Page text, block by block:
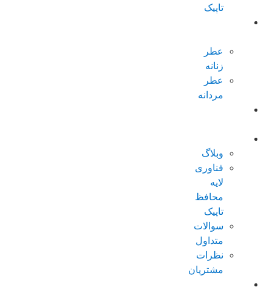
تاپیک
عطر
زنانه
عطر
مردانه
وبلاگ
فناوری
لایه
محافظ
تاپیک
سوالات
متداول
نظرات
مشتریان